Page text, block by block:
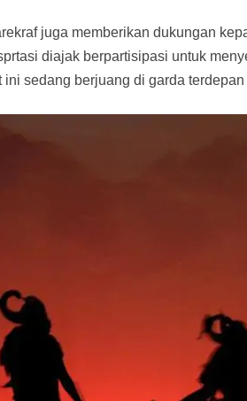
juga memberikan dukungan
diajak berpartisipasi untuk
ini sedang berjuang di garda